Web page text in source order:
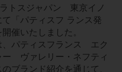
トスジャパン 東京イノ
「パティスフ ランス発
催いたしました。
、パティスフランス エク
ー ヴァレリー・ネフティ
ブランド紹介を通じて、